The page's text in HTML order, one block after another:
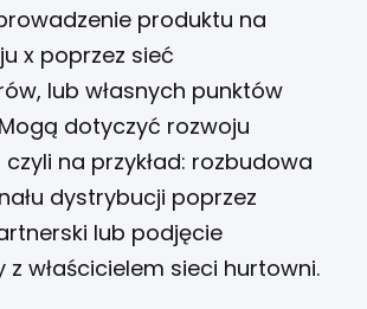
produktu na
x poprzez sieć
lub własnych punktów
dotyczyć rozwoju
na przykład: rozbudowa
dystrybucji poprzez
lub podjęcie
z właścicielem sieci hurtowni.